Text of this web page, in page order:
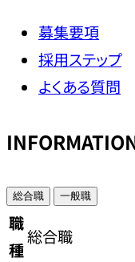
募集要項
採用ステップ
よくある質問
総合職 一般職
職
種
総合職